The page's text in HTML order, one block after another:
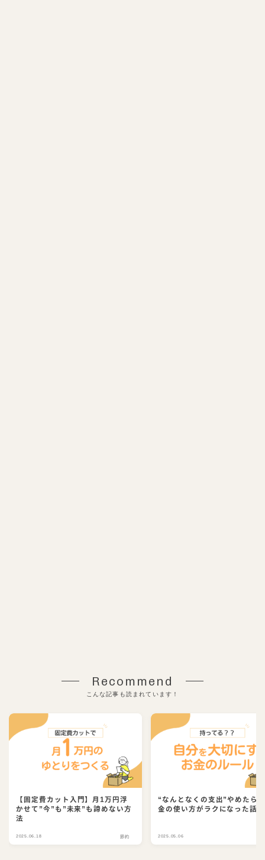
Recommend
こんな記事も読まれています！
【固定費カット入門】月1万円浮
かせて”今”も”未来”も諦めない方
法
2025.06.18 節約
“なんとなくの支出”やめたら
金の使い方がラクになった話
2025.05.06